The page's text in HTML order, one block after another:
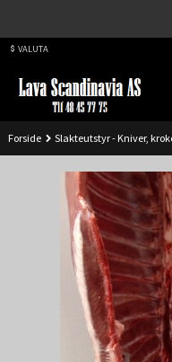
VALUTA
Forside Slakteutstyr - Kniver,